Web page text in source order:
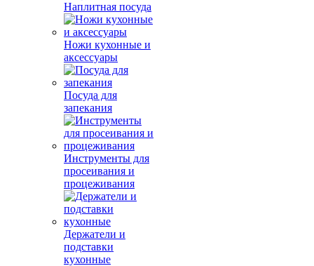
Наплитная посуда
Ножи кухонные и
аксессуары
Посуда для
запекания
Инструменты для
просеивания и
процеживания
Держатели и
подставки
кухонные